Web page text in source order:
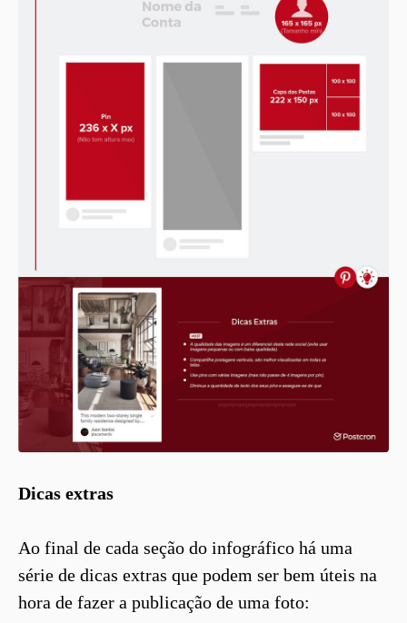
Dicas extras
Ao final de cada seção do infográfico há uma
série de dicas extras que podem ser bem úteis na
hora de fazer a publicação de uma foto: